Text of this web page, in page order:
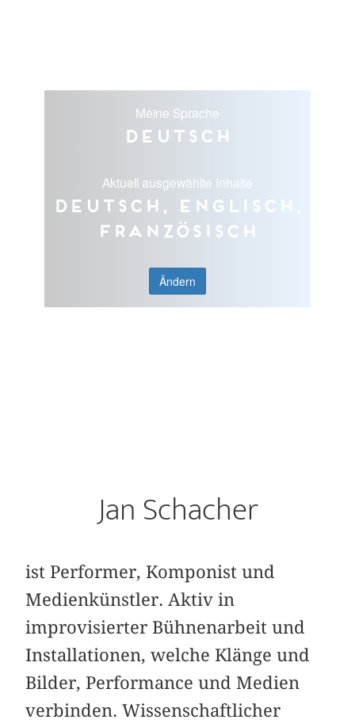
Meine Sprache
Deutsch
Aktuell ausgewählte Inhalte
Deutsch, Englisch,
Französisch
Ändern
Jan Schacher
ist Performer, Komponist und
Medienkünstler. Aktiv in
improvisierter Bühnenarbeit und
Installationen, welche Klänge und
Bilder, Performance und Medien
verbinden. Wissenschaftlicher